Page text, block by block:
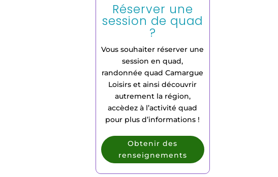
Réserver une
session de quad
?
Vous souhaiter réserver une
session en quad,
randonnée quad Camargue
Loisirs et ainsi découvrir
autrement la région,
accèdez à l’activité quad
pour plus d’informations !
Obtenir des
renseignements